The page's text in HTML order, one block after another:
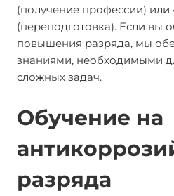
(получение профессии) или
(переподготовка). Если вы
повышения разряда, мы
знаниями, необходимыми
сложных задач.
Обучение на
разряда